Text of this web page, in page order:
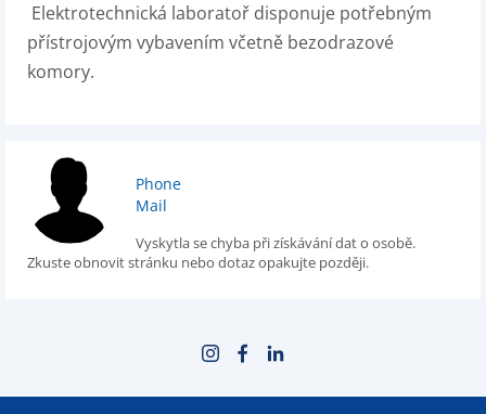
Elektrotechnická laboratoř disponuje potřebným
přístrojovým vybavením včetně bezodrazové
komory.
Phone
Mail
Vyskytla se chyba při získávání dat o osobě.
Zkuste obnovit stránku nebo dotaz opakujte později.